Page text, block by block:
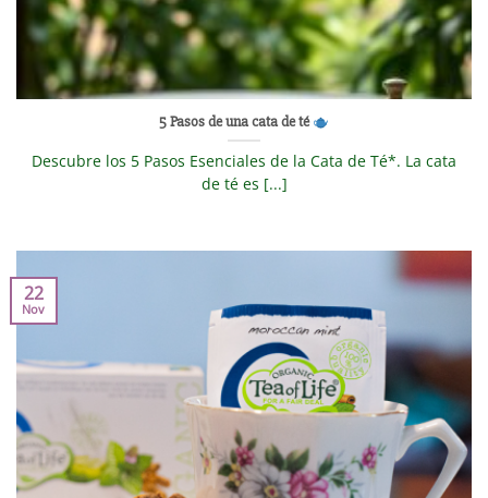
5 Pasos de una cata de té
Descubre los 5 Pasos Esenciales de la Cata de Té*. La cata
de té es [...]
22
Nov